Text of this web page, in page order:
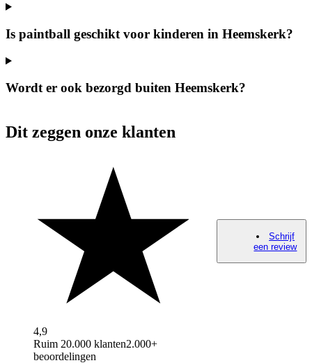
Is paintball geschikt voor kinderen in Heemskerk?
Wordt er ook bezorgd buiten Heemskerk?
Dit zeggen onze klanten
4,9
Ruim 20.000 klanten2.000+
beoordelingen
Schrijf
een review